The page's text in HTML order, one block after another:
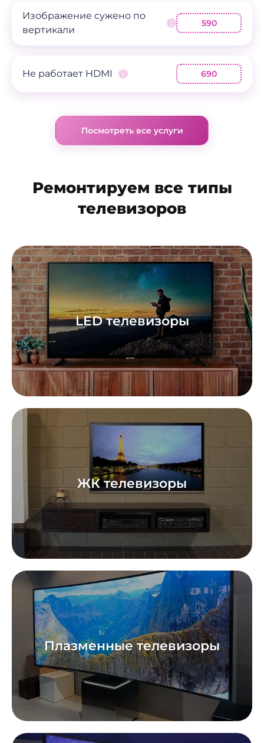
Изображение сужено по
вертикали
590
Не работает HDMI 690
Посмотреть все услуги
Ремонтируем все типы
телевизоров
LED телевизоры
ЖК телевизоры
Плазменные телевизоры